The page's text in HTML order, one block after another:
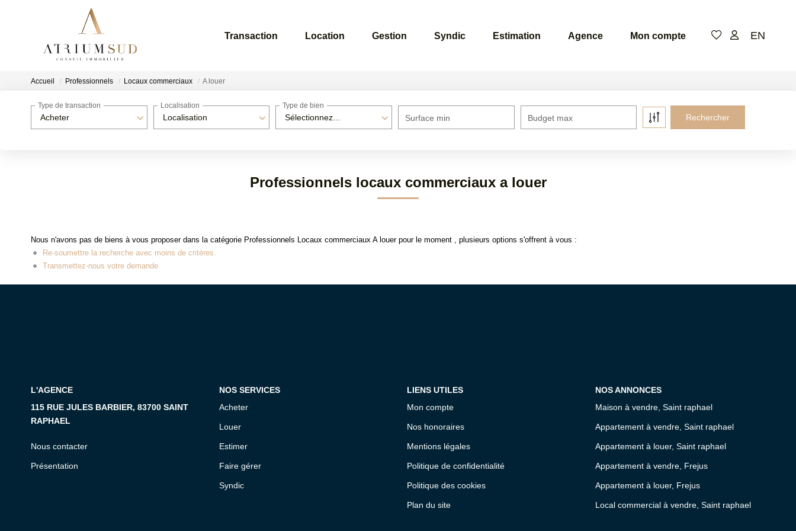
Transaction Location Gestion Syndic Estimation Agence Mon compte EN
Accueil Professionnels Locaux commerciaux A louer
Acheter
Type de transaction
Localisation
Localisation
Sélectionnez...
Type de bien
Surface min Budget max
Professionnels locaux commerciaux a louer
Nous n'avons pas de biens à vous proposer dans la catégorie Professionnels Locaux commerciaux A louer pour le moment , plusieurs options s'offrent à vous :
Re-soumettre la recherche avec moins de critères.
Transmettez-nous votre demande
L'AGENCE
115 RUE JULES BARBIER, 83700 SAINT
RAPHAEL
Nous contacter
Présentation
NOS SERVICES
Acheter
Louer
Estimer
Faire gérer
Syndic
LIENS UTILES
Mon compte
Nos honoraires
Mentions légales
Politique de confidentialité
Politique des cookies
Plan du site
NOS ANNONCES
Maison à vendre, Saint raphael
Appartement à vendre, Saint raphael
Appartement à louer, Saint raphael
Appartement à vendre, Frejus
Appartement à louer, Frejus
Local commercial à vendre, Saint raphael